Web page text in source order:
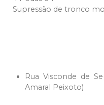
Supressão de tronco
Rua Visconde de
Amaral Peixoto)